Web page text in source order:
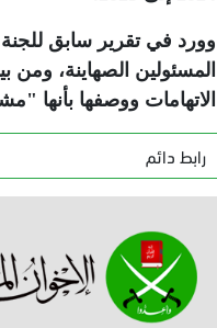
وورد في تقرير سابق
المسئولين الصهاينة، ومن
الاتهامات ووصفها بأنها
رابط دائم